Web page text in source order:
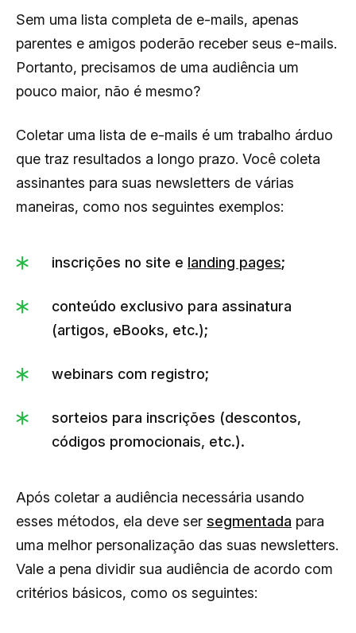
Sem uma lista completa de e-mails, apenas
parentes e amigos poderão receber seus e-mails.
Portanto, precisamos de uma audiência um
pouco maior, não é mesmo?
Coletar uma lista de e-mails é um trabalho árduo
que traz resultados a longo prazo. Você coleta
assinantes para suas newsletters de várias
maneiras, como nos seguintes exemplos:
inscrições no site e landing pages;
conteúdo exclusivo para assinatura
(artigos, eBooks, etc.);
webinars com registro;
sorteios para inscrições (descontos,
códigos promocionais, etc.).
Após coletar a audiência necessária usando
esses métodos, ela deve ser segmentada para
uma melhor personalização das suas newsletters.
Vale a pena dividir sua audiência de acordo com
critérios básicos, como os seguintes: